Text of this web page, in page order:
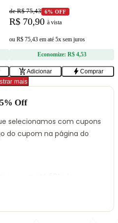
de R$ 75,43 6% OFF
R$ 70,90 à vista
ou R$ 75,43 em até 5x sem juros
Economize: R$ 4,53
add_shopping_cartAdicionar bolt Comprar
mais
Off
selecionamos com cupons
do cupom na página do
selecionamos com cupons
do cupom na página do